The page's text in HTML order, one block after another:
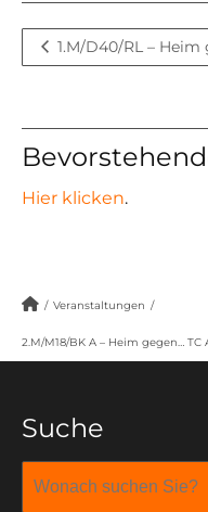
1.M/D40/RL –
Hier klicken.
/ Veranstaltungen /
2.M/M18/BK A – Heim gegen…
Suche